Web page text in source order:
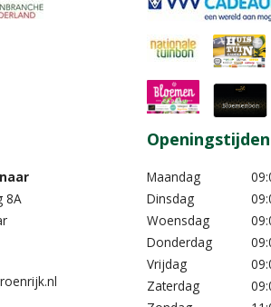
8A
Openingstijden
Maandag
Dinsdag
Woensdag
Donderdag
Vrijdag
Zaterdag